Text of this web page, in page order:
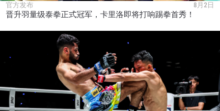
官方发布 8月2日
晋升羽量级泰拳正式冠军，卡里洛即将打响踢拳首秀！